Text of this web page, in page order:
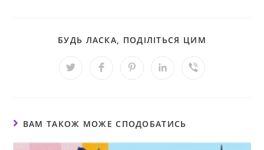
БУДЬ ЛАСКА, ПОДІЛІТЬСЯ ЦИМ
ВАМ ТАКОЖ МОЖЕ СПОДОБАТИСЬ